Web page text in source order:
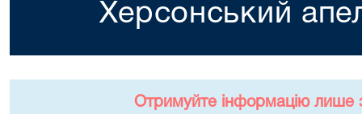
Херсонський
Отримуйте інформацію лише